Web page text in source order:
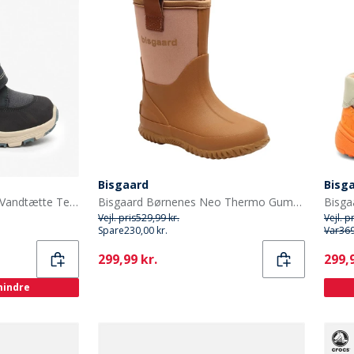
Bisgaard Børne Spencer Vandtætte Tex Støvler Navy
Bisgaard
Bisgaard Børnenes Neo Thermo Gummistøvler Nud
Vejl. pris529,99 kr.
Spare230,00 kr.
Current
299,99 kr.
Vejl.
Var